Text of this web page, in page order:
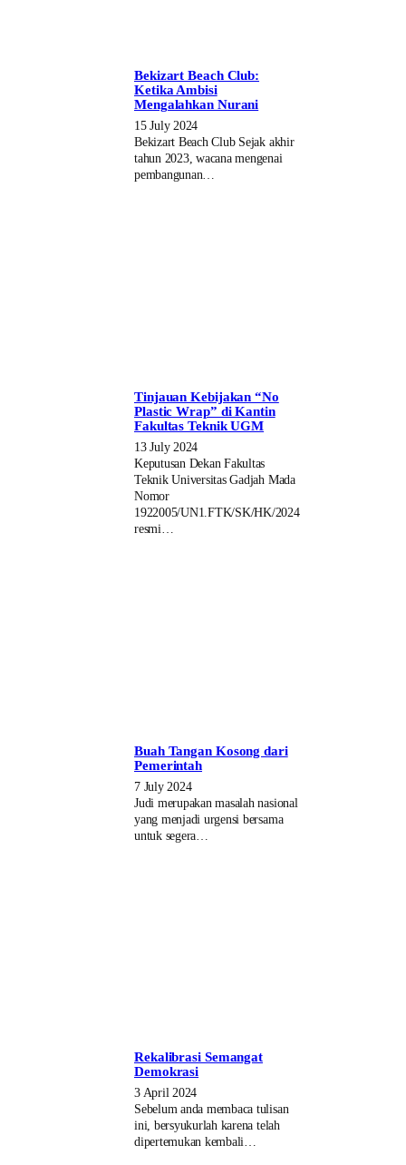
Bekizart Beach Club:
Ketika Ambisi
Mengalahkan Nurani
15 July 2024
Bekizart Beach Club Sejak akhir
tahun 2023, wacana mengenai
pembangunan…
Tinjauan Kebijakan “No
Plastic Wrap” di Kantin
Fakultas Teknik UGM
13 July 2024
Keputusan Dekan Fakultas
Teknik Universitas Gadjah Mada
Nomor
1922005/UN1.FTK/SK/HK/2024
resmi…
Buah Tangan Kosong dari
Pemerintah
7 July 2024
Judi merupakan masalah nasional
yang menjadi urgensi bersama
untuk segera…
Rekalibrasi Semangat
Demokrasi
3 April 2024
Sebelum anda membaca tulisan
ini, bersyukurlah karena telah
dipertemukan kembali…